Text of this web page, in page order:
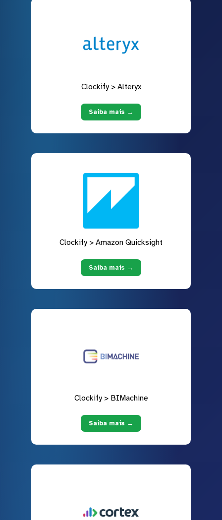
Clockify > Alteryx
Saiba mais →
Clockify > Amazon Quicksight
Saiba mais →
Clockify > BIMachine
Saiba mais →